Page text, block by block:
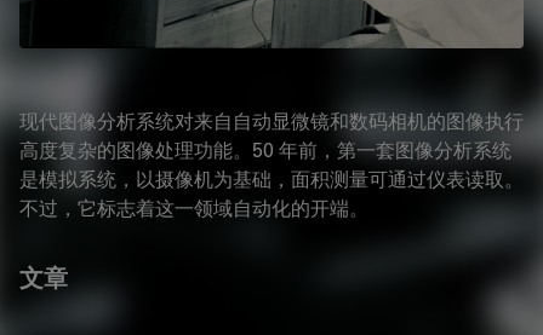
现代图像分析系统对来自自动显微镜和数码相机的图像执行
高度复杂的图像处理功能。50 年前，第一套图像分析系统
是模拟系统，以摄像机为基础，面积测量可通过仪表读取。
不过，它标志着这一领域自动化的开端。
文章